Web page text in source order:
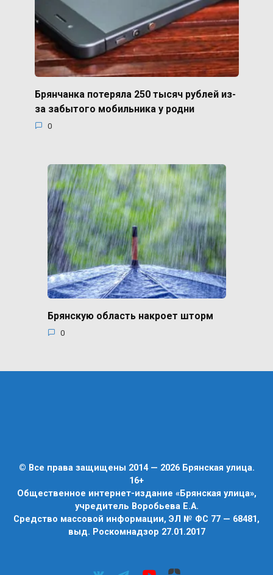
Брянчанка потеряла 250 тысяч рублей из-
за забытого мобильника у родни
0
Брянскую область накроет шторм
0
© Все права защищены 2014 — 2026 Брянская улица.
16+
Общественное интернет-издание «Брянская улица»,
учредитель Воробьева Е.А.
Средство массовой информации, ЭЛ № ФС 77 — 68481,
выд. Роскомнадзор 27.01.2017